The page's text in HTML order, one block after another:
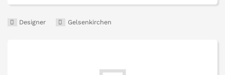
Designer Gelsenkirchen